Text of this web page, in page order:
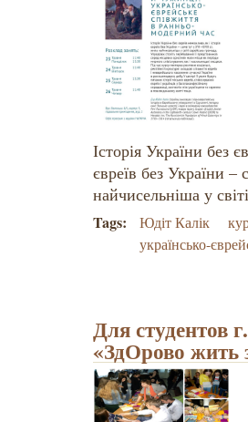
Історія України без
євреїв без України
найчисельніша у
Tags: Юдіт Калік
українсько-
Для студентов
«ЗдОрово